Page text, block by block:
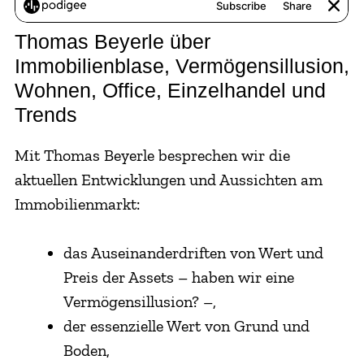
Thomas Beyerle über
Immobilienblase, Vermögensillusion,
Wohnen, Office, Einzelhandel und
Trends
Mit Thomas Beyerle besprechen wir die
aktuellen Entwicklungen und Aussichten am
Immobilienmarkt:
das Auseinanderdriften von Wert und
Preis der Assets – haben wir eine
Vermögensillusion? –,
der essenzielle Wert von Grund und
Boden,